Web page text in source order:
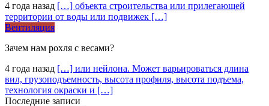
4 года назад […] объекта строительства или прилегающей
территории от воды или подвижек […]
Вентиляция
Зачем нам рохля с весами?
4 года назад […] или нейлона. Может варьироваться длина
вил, грузоподъемность, высота профиля, высота подъема,
технология окраски и […]
Последние записи